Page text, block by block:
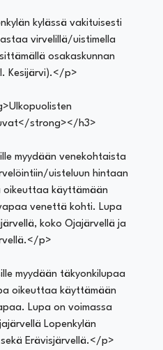
kylässä vakituisesti
virvelillä/uistimella
osakaskunnan
Kesijärvi).</p>
strong></h3>
myydään venekohtaista
uisteluun hintaan
oikeuttaa käyttämään
venettä kohti. Lupa
koko Ojajärvellä ja
p>
myydään täkyonkilupaa
oikeuttaa käyttämään
Lupa on voimassa
Lopenkylän
Erävisjärvellä.</p>